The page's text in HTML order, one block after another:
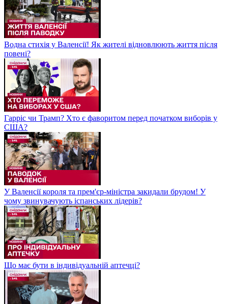
Водна стихія у Валенсії! Як жителі відновлюють життя після
повені?
Гарріс чи Трамп? Хто є фаворитом перед початком виборів у
США?
У Валенсії короля та прем'єр-міністра закидали брудом! У
чому звинувачують іспанських лідерів?
Що має бути в індивідуальній аптечці?